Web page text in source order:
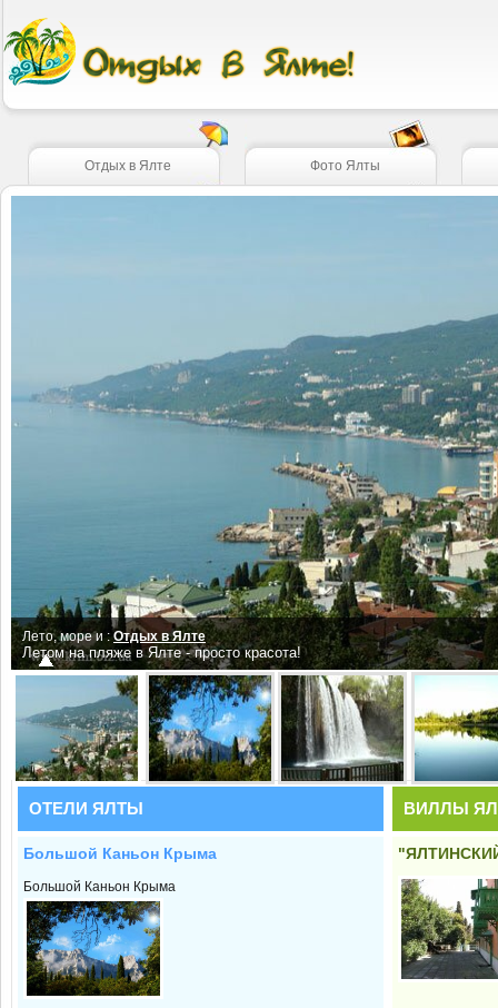
Отдых в Ялте Фото Ялты
Лето, море и :Отдых в Ялте
Летом на пляже в Ялте - просто красота!
ОТЕЛИ ЯЛТЫ
Большой Каньон Крыма
Большой Каньон Крыма
ВИЛЛЫ